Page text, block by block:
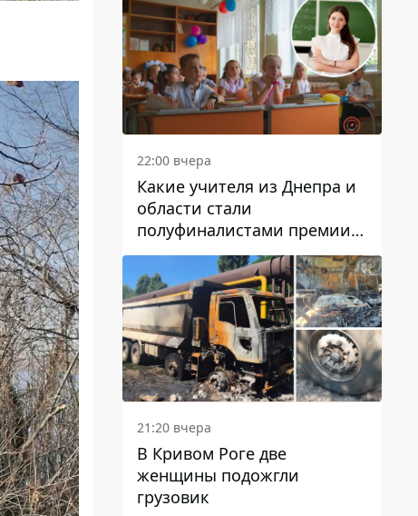
22:00 вчера
Какие учителя из Днепра и
области стали
полуфиналистами премии
Global Teacher Prize Ukraine
2026
21:20 вчера
В Кривом Роге две
женщины подожгли
грузовик